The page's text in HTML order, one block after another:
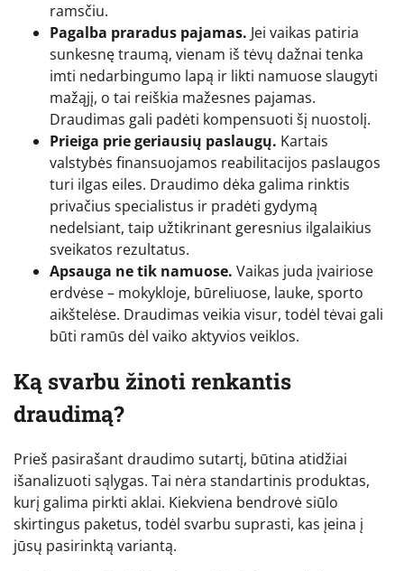
ramsčiu.
Pagalba praradus pajamas. Jei vaikas patiria
sunkesnę traumą, vienam iš tėvų dažnai tenka
imti nedarbingumo lapą ir likti namuose slaugyti
mažąjį, o tai reiškia mažesnes pajamas.
Draudimas gali padėti kompensuoti šį nuostolį.
Prieiga prie geriausių paslaugų. Kartais
valstybės finansuojamos reabilitacijos paslaugos
turi ilgas eiles. Draudimo dėka galima rinktis
privačius specialistus ir pradėti gydymą
nedelsiant, taip užtikrinant geresnius ilgalaikius
sveikatos rezultatus.
Apsauga ne tik namuose. Vaikas juda įvairiose
erdvėse – mokykloje, būreliuose, lauke, sporto
aikštelėse. Draudimas veikia visur, todėl tėvai gali
būti ramūs dėl vaiko aktyvios veiklos.
Ką svarbu žinoti renkantis
draudimą?
Prieš pasirašant draudimo sutartį, būtina atidžiai
išanalizuoti sąlygas. Tai nėra standartinis produktas,
kurį galima pirkti aklai. Kiekviena bendrovė siūlo
skirtingus paketus, todėl svarbu suprasti, kas įeina į
jūsų pasirinktą variantą.